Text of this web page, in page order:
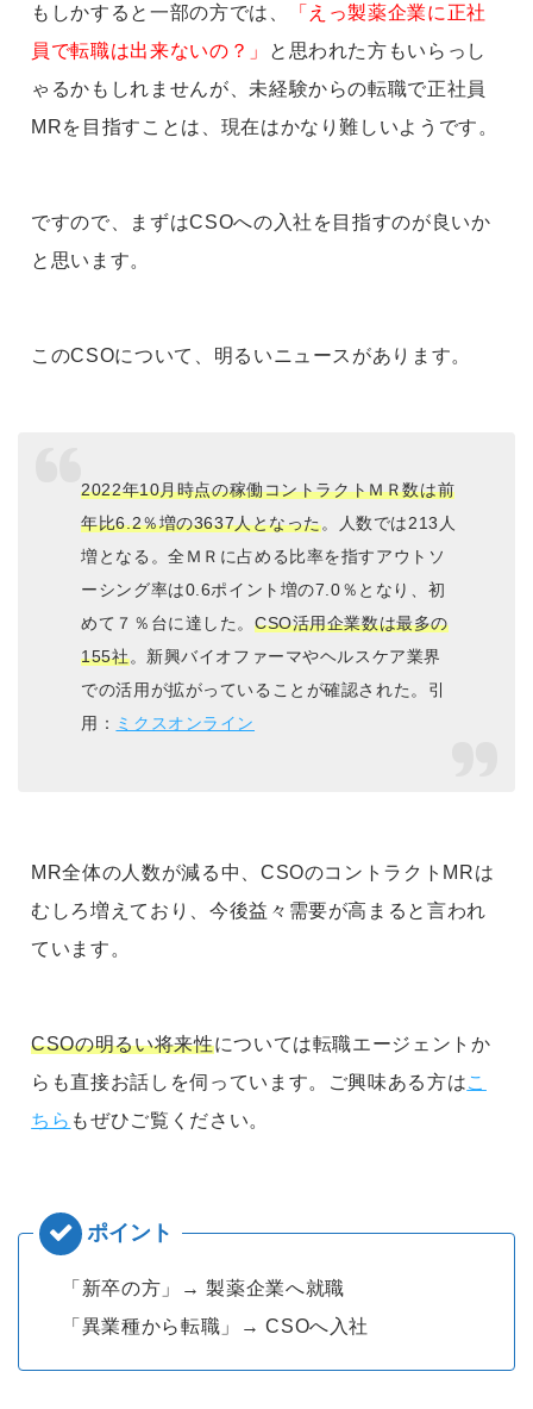
もしかすると一部の方では、
「えっ製薬企業に正社
員で転職は出来ないの？」
と思われた方もいらっし
ゃるかもしれませんが、未経験からの転職で正社員
MRを目指すことは、現在はかなり難しいようです。
ですので、まずはCSOへの入社を目指すのが良いか
と思います。
このCSOについて、明るいニュースがあります。
2022年10月時点の稼働コントラクトＭＲ数は前
年比6.2％増の3637人となった。人数では213人
増となる。全ＭＲに占める比率を指すアウトソ
ーシング率は0.6ポイント増の7.0％となり、初
めて７％台に達した。CSO活用企業数は最多の
155社。新興バイオファーマやヘルスケア業界
での活用が拡がっていることが確認された。引
用： ミクスオンライン
MR全体の人数が減る中、CSOのコントラクトMRは
むしろ増えており、今後益々需要が高まると言われ
ています。
CSOの明るい将来性については転職エージェントか
らも直接お話しを伺っています。ご興味ある方はこ
ちら もぜひご覧ください。
「新卒の方」→ 製薬企業へ就職
「異業種から転職」→ CSOへ入社